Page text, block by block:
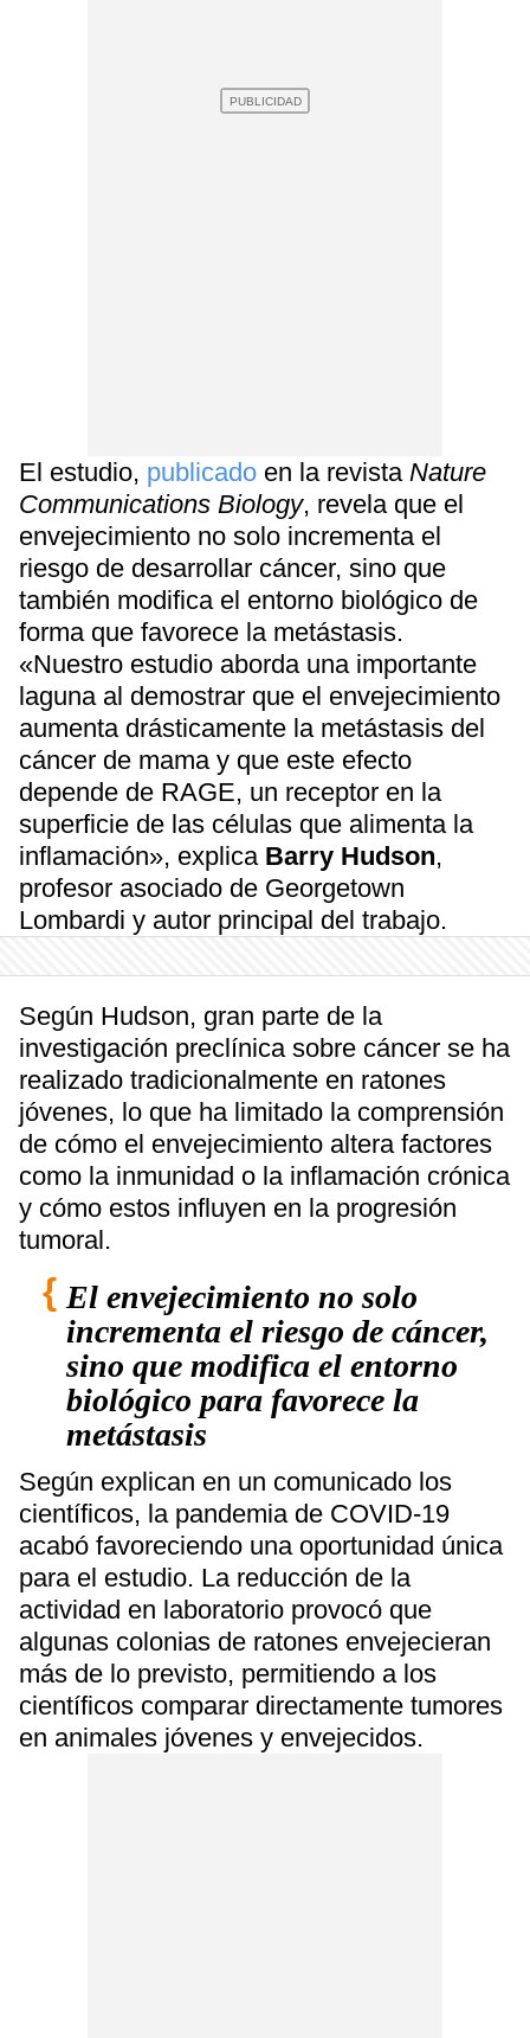
El estudio, publicado en la revista Nature
Communications Biology, revela que el
envejecimiento no solo incrementa el
riesgo de desarrollar cáncer, sino que
también modifica el entorno biológico de
forma que favorece la metástasis.
«Nuestro estudio aborda una importante
laguna al demostrar que el envejecimiento
aumenta drásticamente la metástasis del
cáncer de mama y que este efecto
depende de RAGE, un receptor en la
superficie de las células que alimenta la
inflamación», explicaBarry Hudson,
profesor asociado de Georgetown
Lombardi y autor principal del trabajo.
Según Hudson, gran parte de la
investigación preclínica sobre cáncer se ha
realizado tradicionalmente en ratones
jóvenes, lo que ha limitado la comprensión
de cómo el envejecimiento altera factores
como la inmunidad o la inflamación crónica
y cómo estos influyen en la progresión
tumoral.
El envejecimiento no solo
incrementa el riesgo de cáncer,
sino que modifica el entorno
biológico para favorece la
metástasis
Según explican en un comunicado los
científicos, la pandemia de COVID-19
acabó favoreciendo una oportunidad única
para el estudio. La reducción de la
actividad en laboratorio provocó que
algunas colonias de ratones envejecieran
más de lo previsto, permitiendo a los
científicos comparar directamente tumores
en animales jóvenes y envejecidos.